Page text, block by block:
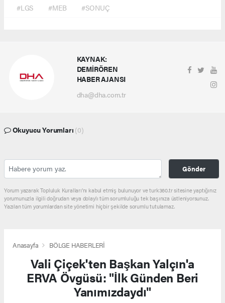
#LGS #MEB #SONUÇ
KAYNAK:
DEMİRÖREN
HABER AJANSI
dha@dha.com.tr
Okuyucu Yorumları (0)
Gönder
Yorum yazarak Topluluk Kuralları’nı kabul etmiş bulunuyor ve turk360.tr sitesine yaptığınız
yorumunuzla ilgili doğrudan veya dolaylı tüm sorumluluğu tek başınıza üstleniyorsunuz.
Yazılan tüm yorumlardan site yönetimi hiçbir şekilde sorumlu tutulamaz.
Anasayfa BÖLGE HABERLERİ
Vali Çiçek'ten Başkan Yalçın'a
ERVA Övgüsü: "İlk Günden Beri
Yanımızdaydı"